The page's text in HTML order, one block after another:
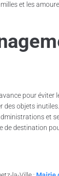
et les
pour éviter
des objets inutiles.
et
de destination